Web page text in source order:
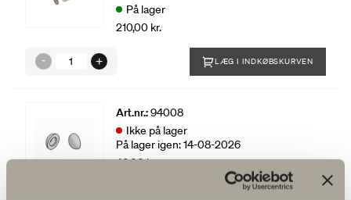
På lager
210,00 kr.
LÆG I INDKØBSKURVEN
Art.nr.:94008
Ikke på lager
På lager igen: 14-08-2026
40,00 kr.